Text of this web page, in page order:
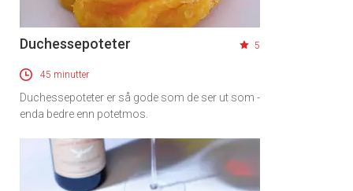
Duchessepoteter 5
45 minutter
Duchessepoteter er så gode som de ser ut som -
enda bedre enn potetmos.